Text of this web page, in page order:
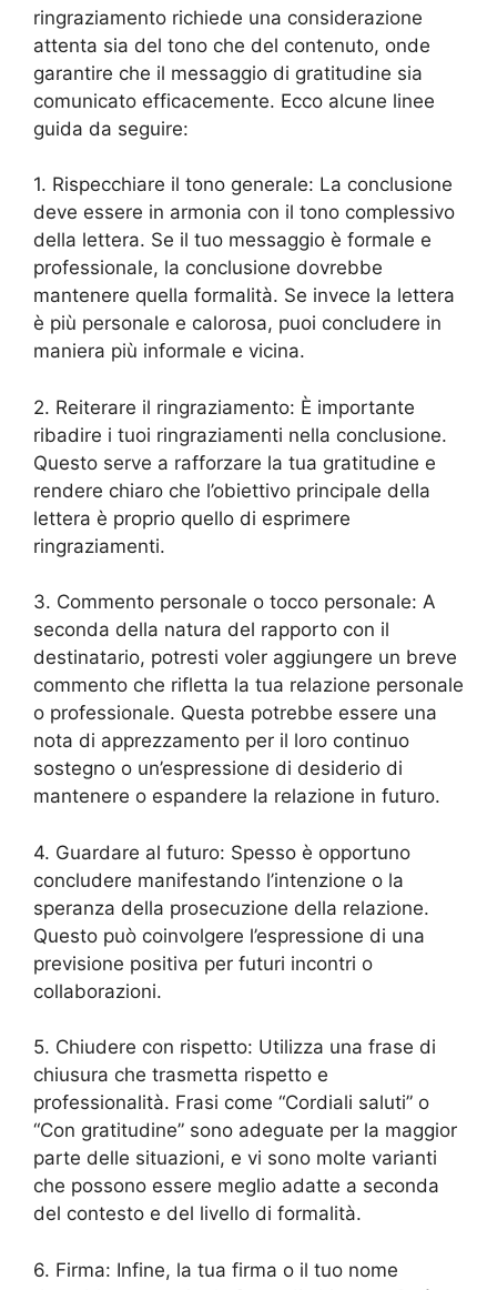
ringraziamento richiede una considerazione
attenta sia del tono che del contenuto, onde
garantire che il messaggio di gratitudine sia
comunicato efficacemente. Ecco alcune linee
guida da seguire:
1. Rispecchiare il tono generale: La conclusione
deve essere in armonia con il tono complessivo
della lettera. Se il tuo messaggio è formale e
professionale, la conclusione dovrebbe
mantenere quella formalità. Se invece la lettera
è più personale e calorosa, puoi concludere in
maniera più informale e vicina.
2. Reiterare il ringraziamento: È importante
ribadire i tuoi ringraziamenti nella conclusione.
Questo serve a rafforzare la tua gratitudine e
rendere chiaro che l’obiettivo principale della
lettera è proprio quello di esprimere
ringraziamenti.
3. Commento personale o tocco personale: A
seconda della natura del rapporto con il
destinatario, potresti voler aggiungere un breve
commento che rifletta la tua relazione personale
o professionale. Questa potrebbe essere una
nota di apprezzamento per il loro continuo
sostegno o un’espressione di desiderio di
mantenere o espandere la relazione in futuro.
4. Guardare al futuro: Spesso è opportuno
concludere manifestando l’intenzione o la
speranza della prosecuzione della relazione.
Questo può coinvolgere l’espressione di una
previsione positiva per futuri incontri o
collaborazioni.
5. Chiudere con rispetto: Utilizza una frase di
chiusura che trasmetta rispetto e
professionalità. Frasi come “Cordiali saluti” o
“Con gratitudine” sono adeguate per la maggior
parte delle situazioni, e vi sono molte varianti
che possono essere meglio adatte a seconda
del contesto e del livello di formalità.
6. Firma: Infine, la tua firma o il tuo nome